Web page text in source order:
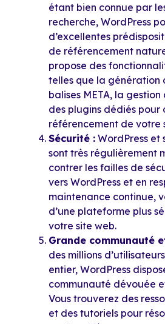
étant bien connue par
recherche, WordPress
d’excellentes
de référencement
propose des
telles que la génération
balises META, la
des plugins dédiés pour
référencement de votre
Sécurité : WordPress et
sont très régulièrement
contrer les failles de
vers WordPress et en
maintenance continue,
d’une plateforme plus
votre site web.
Grande communauté
des millions
entier, WordPress
communauté dévouée
Vous trouverez des
et des tutoriels pour